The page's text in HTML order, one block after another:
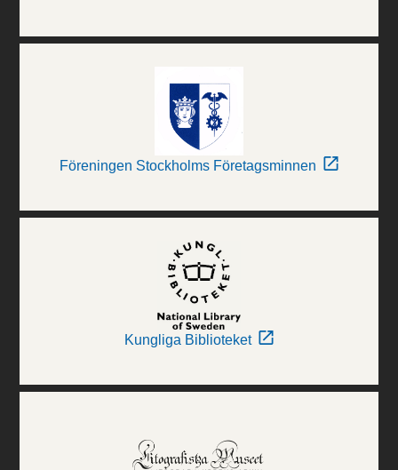
Föreningen Stockholms Företagsminnen
Kungliga Biblioteket